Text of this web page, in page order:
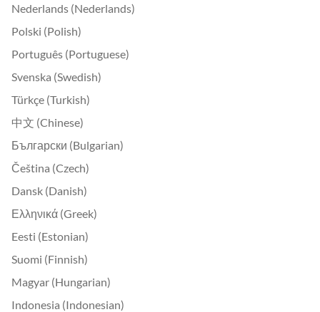
Nederlands (Nederlands)
Polski (Polish)
Português (Portuguese)
Svenska (Swedish)
Türkçe (Turkish)
中文 (Chinese)
Български (Bulgarian)
Čeština (Czech)
Dansk (Danish)
Ελληνικά (Greek)
Eesti (Estonian)
Suomi (Finnish)
Magyar (Hungarian)
Indonesia (Indonesian)